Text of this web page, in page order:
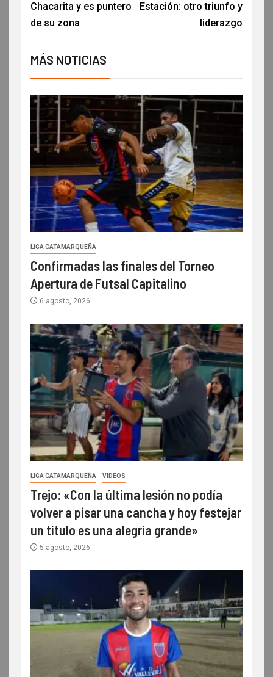
Chacarita y es puntero
de su zona
Estación: otro triunfo y
liderazgo
MÁS NOTICIAS
LIGA CATAMARQUEÑA
Confirmadas las finales del Torneo
Apertura de Futsal Capitalino
6 agosto, 2026
LIGA CATAMARQUEÑA VIDEOS
Trejo: «Con la última lesión no podía
volver a pisar una cancha y hoy festejar
un título es una alegría grande»
5 agosto, 2026